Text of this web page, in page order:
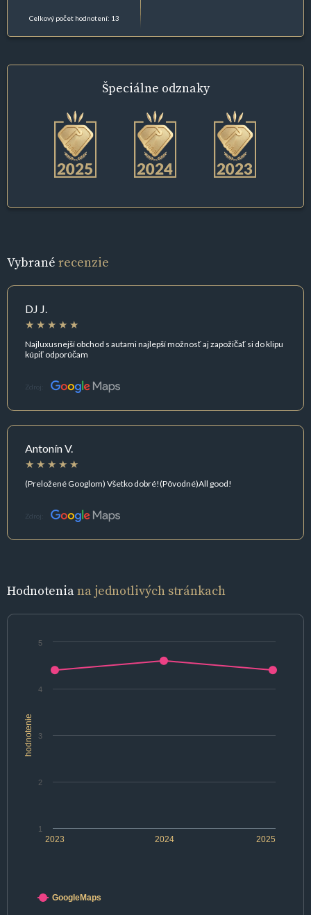
Celkový počet hodnotení: 13
Špeciálne odznaky
Vybrané recenzie
DJ J.
Najluxusnejší obchod s autami najlepší možnosť aj zapožičať si do klipu
kúpiť odporúčam
Zdroj:
Antonín V.
(Preložené Googlom) Všetko dobré!(Pôvodné)All good!
Zdroj:
Hodnoteniana jednotlivých stránkach
hodnotenie
2023 2024 2025
1
2
3
4
5
GoogleMaps